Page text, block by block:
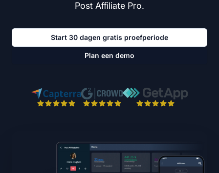
Post Affiliate Pro.
Start 30 dagen gratis proefperiode
Plan een demo